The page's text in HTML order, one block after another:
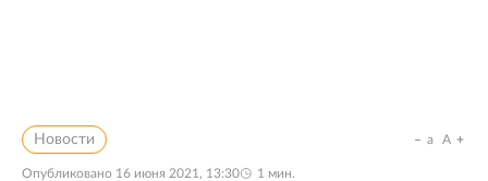
Новости
Опубликовано 16 июня 2021, 13:30 1 мин.
a A